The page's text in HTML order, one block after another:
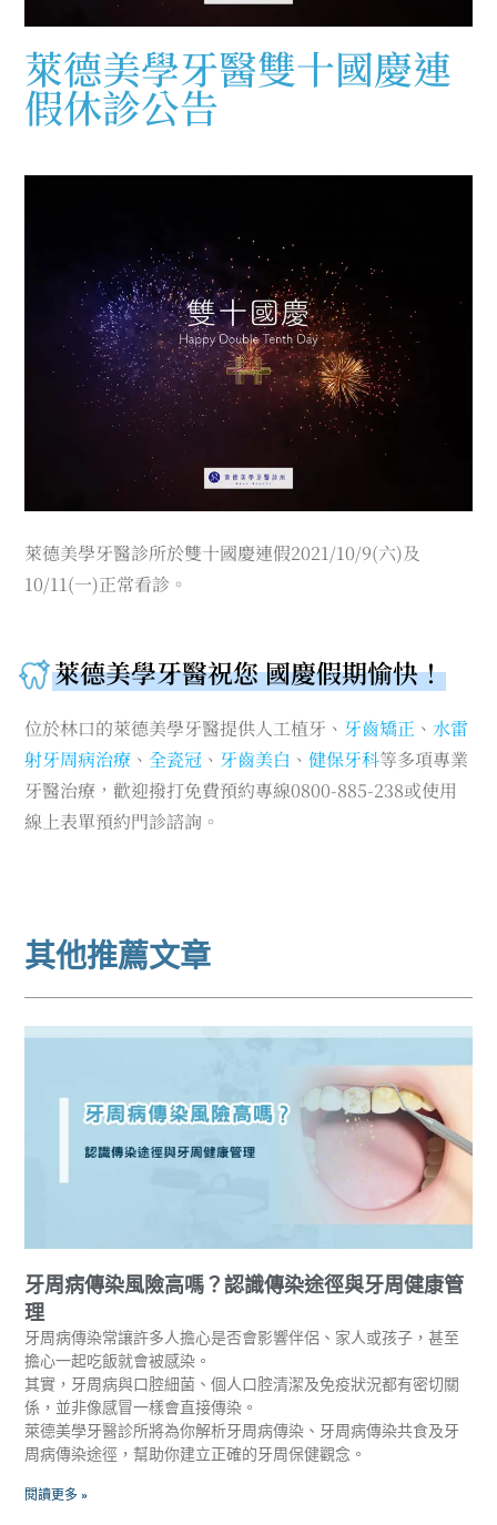
萊德美學牙醫雙十國慶連
假休診公告
萊德美學牙醫診所於雙十國慶連假2021/10/9(六)及
10/11(一)正常看診。
萊德美學牙醫祝您 國慶假期愉快！
位於林口的萊德美學牙醫提供人工植牙、 牙齒矯正 、水雷
射牙周病治療 、全瓷冠 、 牙齒美白 、健保牙科等多項專業
牙醫治療，歡迎撥打免費預約專線0800-885-238或使用
線上表單預約門診諮詢。
其他推薦文章
牙周病傳染風險高嗎？認識傳染途徑與牙周健康管
理
牙周病傳染常讓許多人擔心是否會影響伴侶、家人或孩子，甚至
擔心一起吃飯就會被感染。
其實，牙周病與口腔細菌、個人口腔清潔及免疫狀況都有密切關
係，並非像感冒一樣會直接傳染。
萊德美學牙醫診所將為你解析牙周病傳染、牙周病傳染共食及牙
周病傳染途徑，幫助你建立正確的牙周保健觀念。
閱讀更多 »